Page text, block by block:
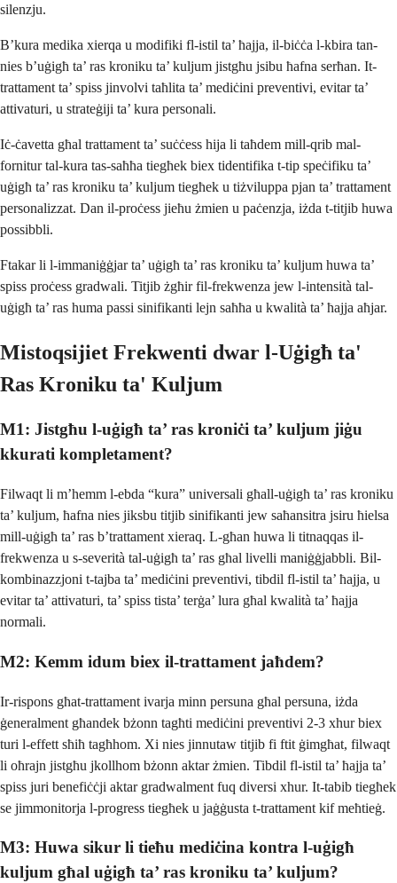
silenzju.
B’kura medika xierqa u modifiki fl-istil ta’ ħajja, il-biċċa l-kbira tan-
nies b’uġigħ ta’ ras kroniku ta’ kuljum jistgħu jsibu ħafna serħan. It-
trattament ta’ spiss jinvolvi taħlita ta’ mediċini preventivi, evitar ta’
attivaturi, u strateġiji ta’ kura personali.
Iċ-ċavetta għal trattament ta’ suċċess hija li taħdem mill-qrib mal-
fornitur tal-kura tas-saħħa tiegħek biex tidentifika t-tip speċifiku ta’
uġigħ ta’ ras kroniku ta’ kuljum tiegħek u tiżviluppa pjan ta’ trattament
personalizzat. Dan il-proċess jieħu żmien u paċenzja, iżda t-titjib huwa
possibbli.
Ftakar li l-immaniġġjar ta’ uġigħ ta’ ras kroniku ta’ kuljum huwa ta’
spiss proċess gradwali. Titjib żgħir fil-frekwenza jew l-intensità tal-
uġigħ ta’ ras huma passi sinifikanti lejn saħħa u kwalità ta’ ħajja aħjar.
Mistoqsijiet Frekwenti dwar l-Uġigħ ta'
Ras Kroniku ta' Kuljum
M1: Jistgħu l-uġigħ ta’ ras kroniċi ta’ kuljum jiġu
kkurati kompletament?
Filwaqt li m’hemm l-ebda “kura” universali għall-uġigħ ta’ ras kroniku
ta’ kuljum, ħafna nies jiksbu titjib sinifikanti jew saħansitra jsiru ħielsa
mill-uġigħ ta’ ras b’trattament xieraq. L-għan huwa li titnaqqas il-
frekwenza u s-severità tal-uġigħ ta’ ras għal livelli maniġġjabbli. Bil-
kombinazzjoni t-tajba ta’ mediċini preventivi, tibdil fl-istil ta’ ħajja, u
evitar ta’ attivaturi, ta’ spiss tista’ terġa’ lura għal kwalità ta’ ħajja
normali.
M2: Kemm idum biex il-trattament jaħdem?
Ir-rispons għat-trattament ivarja minn persuna għal persuna, iżda
ġeneralment għandek bżonn tagħti mediċini preventivi 2-3 xhur biex
turi l-effett sħiħ tagħhom. Xi nies jinnutaw titjib fi ftit ġimgħat, filwaqt
li oħrajn jistgħu jkollhom bżonn aktar żmien. Tibdil fl-istil ta’ ħajja ta’
spiss juri benefiċċji aktar gradwalment fuq diversi xhur. It-tabib tiegħek
se jimmonitorja l-progress tiegħek u jaġġusta t-trattament kif meħtieġ.
M3: Huwa sikur li tieħu mediċina kontra l-uġigħ
kuljum għal uġigħ ta’ ras kroniku ta’ kuljum?